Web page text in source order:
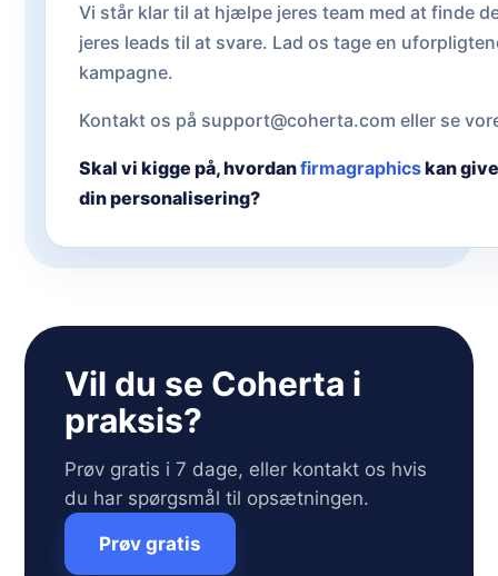
Vi står klar til at hjælpe jeres team med at finde
jeres leads til at svare. Lad os tage en
kampagne.
Kontakt os på support@coherta.com eller se
Skal vi kigge på, hvordanfirmagraphicskan
din personalisering?
Vil du se Coherta i
praksis?
Prøv gratis i 7 dage, eller kontakt os hvis
du har spørgsmål til opsætningen.
Prøv gratis